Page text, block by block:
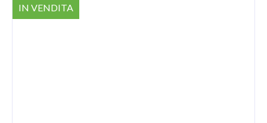
IN VENDITA